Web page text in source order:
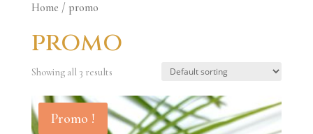
Home / promo
promo
Showing all 3 results
Promo !